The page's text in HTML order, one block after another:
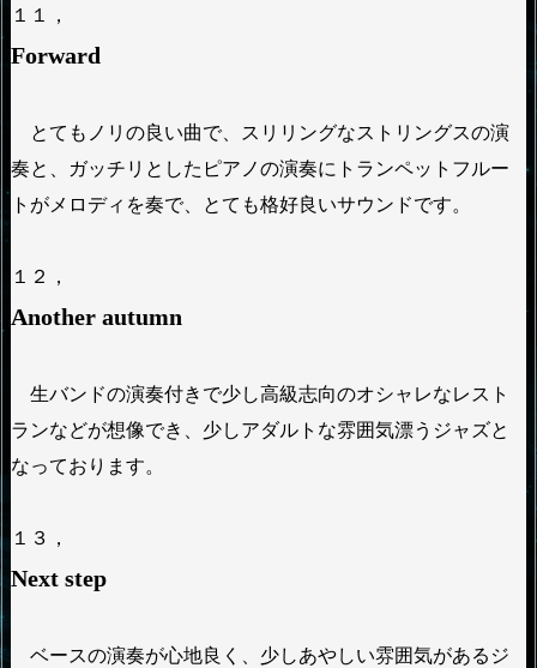
１１，
Forward
とてもノリの良い曲で、スリリングなストリングスの演
奏と、ガッチリとしたピアノの演奏にトランペットフルー
トがメロディを奏で、とても格好良いサウンドです。
１２，
Another autumn
生バンドの演奏付きで少し高級志向のオシャレなレスト
ランなどが想像でき、少しアダルトな雰囲気漂うジャズと
なっております。
１３，
Next step
ベースの演奏が心地良く、少しあやしい雰囲気があるジ